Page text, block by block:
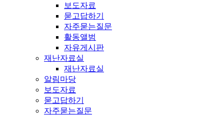
보도자료
묻고답하기
자주묻는질문
활동앨범
자유게시판
재난자료실
재난자료실
알림마당
보도자료
묻고답하기
자주묻는질문